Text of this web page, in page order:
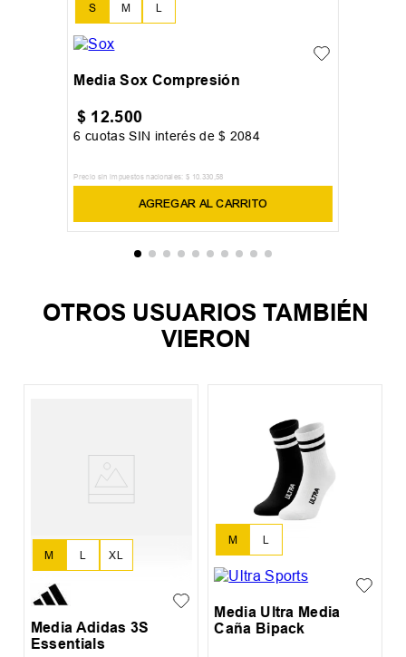
S L
M
Media Sox Compresión
$ 12.500
6 cuotas SIN interés de$ 2084
Precio sin impuestos nacionales: $ 10.330 ,58
AGREGAR AL CARRITO
OTROS USUARIOS TAMBIÉN
VIERON
L
M XL
Media Adidas 3S
Essentials
L
M
Media Ultra Media
Caña Bipack